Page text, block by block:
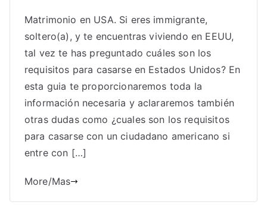
Matrimonio en USA. Si eres immigrante,
soltero(a), y te encuentras viviendo en EEUU,
tal vez te has preguntado cuáles son los
requisitos para casarse en Estados Unidos? En
esta guia te proporcionaremos toda la
información necesaria y aclararemos también
otras dudas como ¿cuales son los requisitos
para casarse con un ciudadano americano si
entre con […]
More/Mas